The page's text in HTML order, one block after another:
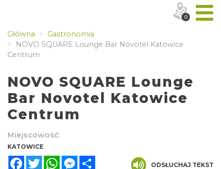
Główna
Gastronomia
NOVO SQUARE Lounge Bar Novotel Katowice
Centrum
NOVO SQUARE Lounge
Bar Novotel Katowice
Centrum
Miejscowość:
KATOWICE
FacebookTwitterWhatsAppMessenger
ODSŁUCHAJ TEKST
0